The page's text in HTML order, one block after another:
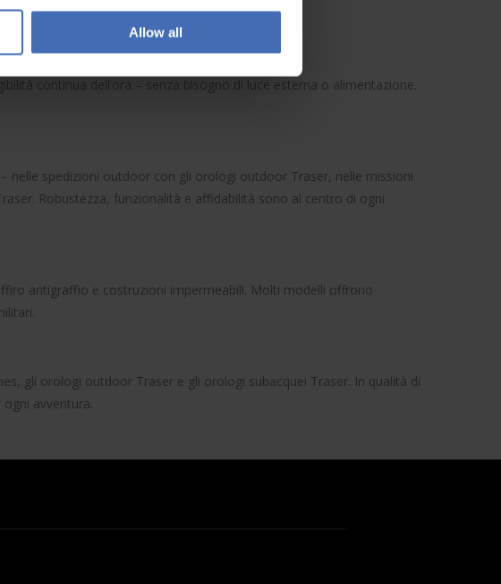
Allow all
continua dell’ora – senza bisogno di luce esterna o alimentazione.
nelle spedizioni outdoor con gli orologi outdoor Traser, nelle missioni
. Robustezza, funzionalità e affidabilità sono al centro di ogni
antigraffio e costruzioni impermeabili. Molti modelli offrono
, gli orologi outdoor Traser e gli orologi subacquei Traser. In qualità di
avventura.